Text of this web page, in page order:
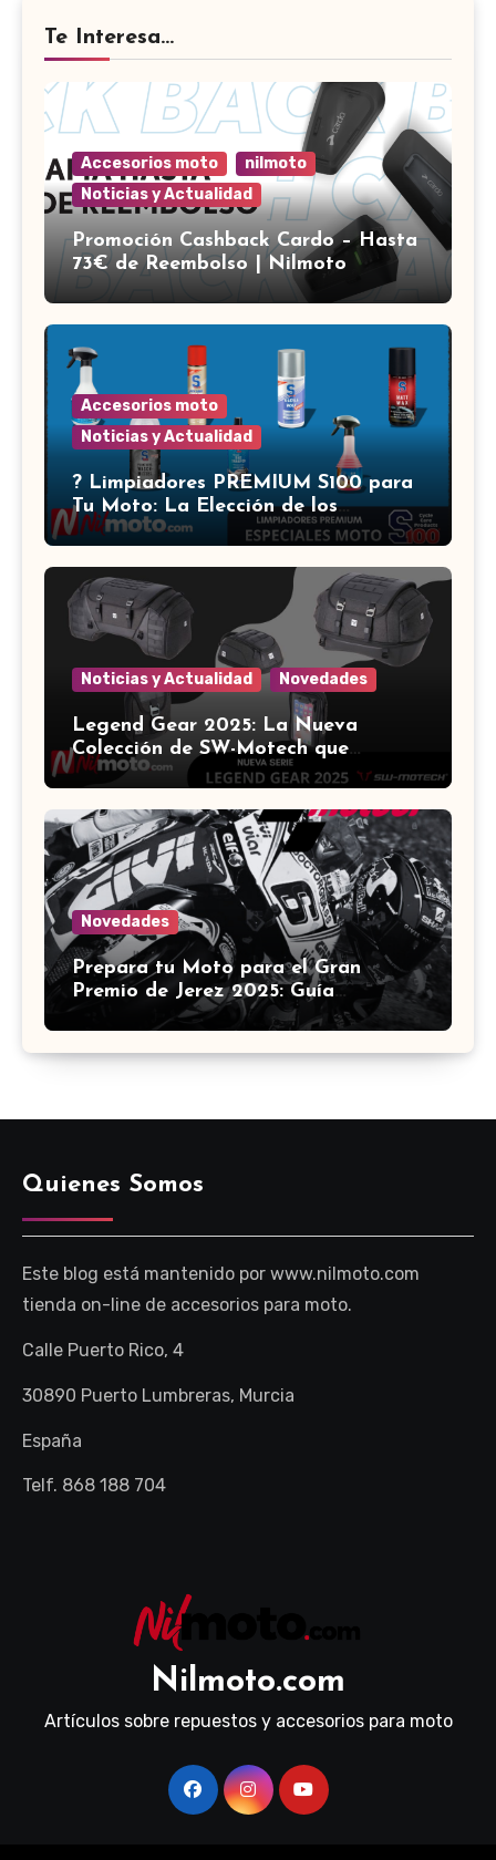
Te Interesa...
Accesorios moto
nilmoto
Noticias y Actualidad
Promoción Cashback Cardo – Hasta
73€ de Reembolso | Nilmoto
Accesorios moto
Noticias y Actualidad
?️ Limpiadores PREMIUM S100 para
Tu Moto: La Elección de los
Expertos ?
Noticias y Actualidad Novedades
Legend Gear 2025: La Nueva
Colección de SW-Motech que
Revoluciona el Equipamiento para
Motocicletas ?️
Novedades
Prepara tu Moto para el Gran
Premio de Jerez 2025: Guía
Definitiva de Accesorios
Quienes Somos
Este blog está mantenido por www.nilmoto.com
tienda on-line de accesorios para moto.
Calle Puerto Rico, 4
30890 Puerto Lumbreras, Murcia
España
Telf. 868 188 704
Nilmoto.com
Artículos sobre repuestos y accesorios para moto